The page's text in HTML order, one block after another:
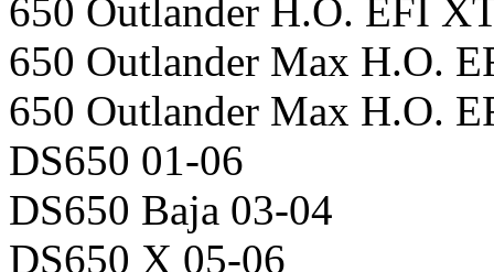
650 Outlander H.O. EFI
650 Outlander Max H.O.
650 Outlander Max H.O.
DS650 01-06
DS650 Baja 03-04
DS650 X 05-06